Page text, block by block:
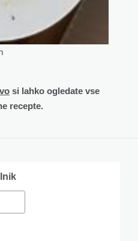
si lahko ogledate vse
recepte.